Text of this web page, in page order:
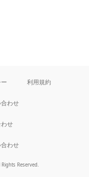
利用規約
わせ
せ
わせ
Reserved.